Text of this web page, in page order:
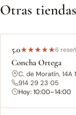
Otras
5.0★★★★★6
Concha Ortega
C. de Moratín, 14A
914 29 23 05
Hoy: 10:00–14:00